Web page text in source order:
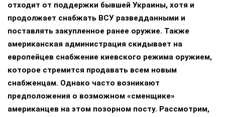
отходит от поддержки бывшей Украины, хотя и
продолжает снабжать ВСУ разведданными и
поставлять закупленное ранее оружие. Также
американская администрация скидывает на
европейцев снабжение киевского режима оружием,
которое стремится продавать всем новым
снабженцам. Однако часто возникают
предположения о возможном «сменщике»
американцев на этом позорном посту. Рассмотрим,